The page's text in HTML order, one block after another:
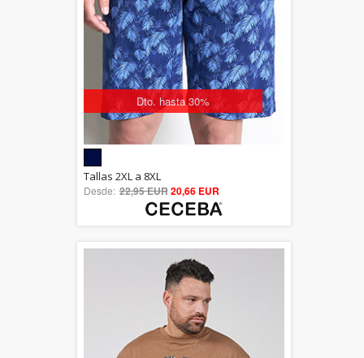
Dto. hasta 30%
5.00
out of 5
Tallas 2XL a 8XL
Desde: 22,95 EUR20,66 EUR